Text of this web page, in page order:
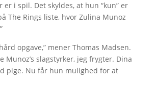
i spil. Det skyldes, at hun “kun” er
The Rings liste, hvor Zulina Munoz
opgave,” mener Thomas Madsen.
Munoz’s slagstyrker, jeg frygter. Dina
pige. Nu får hun mulighed for at